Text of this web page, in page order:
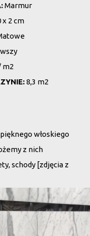
Marmur
x 2 cm
m2
8,3 m2
włoskiego
z nich
schody [zdjęcia z